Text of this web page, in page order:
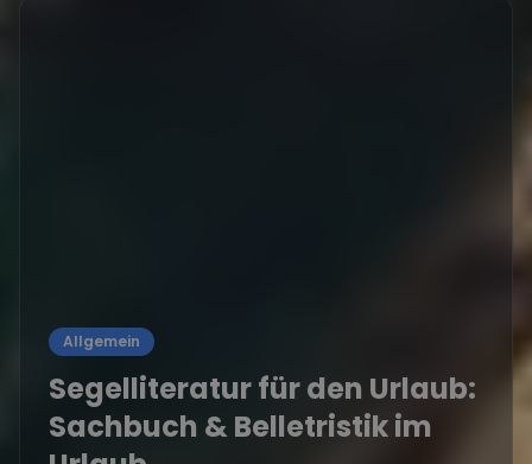
Allgemein
Segelliteratur für den Urlaub:
Sachbuch & Belletristik im